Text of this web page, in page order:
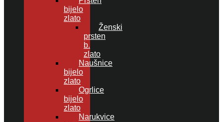
bijelo
zlato
Ženski
prsten
b.
zlato
Naušnice
bijelo
zlato
Ogrlice
bijelo
zlato
Narukvice